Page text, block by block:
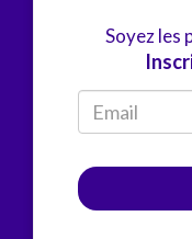
Soyez les